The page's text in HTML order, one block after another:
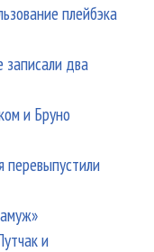
плейбэка
два
и Бруно
и